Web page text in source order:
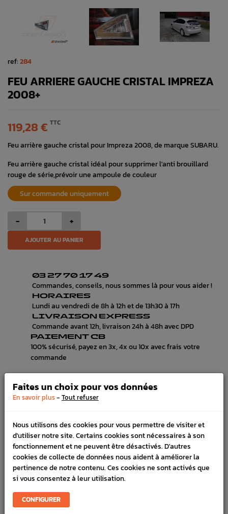
ref:284
FEU ARRIERE GAUCHE CRISTAL IMPREZA
2008+
119,28 € TTC
Feu arrière gauche cristal pour Impreza 2008, de marque SUBARU.
Feu arrière gauche cristal idéal pour supprimer l'anti brouillard
rouge de série,prévoir une ampoule de couleur
Sur commande uniquement
- +
AJOUTER AU PANIER
03 27 70 17 49
Commandes, conseils, nous sommes là pour vous aider !
HORAIRES
Lundi au vendredi de 8h à 12h et de 13h30 à 17h
LIVRAISON EXPRESS
Commande avant 12h, livraison 24h à 48h avec DPD
PAIEMENT CB
100% sécurisé, payez en 3x, 4x ou 10x avec frais votre
commande
DÉTAILS DU PRODUIT
VÉHICULES COMPATIBLE
Référence :284
FICHE TECHNIQUE
Éclairage
Optique avant, arrière, Anti-brouillard
Faites un choix pour vos données
En savoir plus- Tout refuser
Nous utilisons des cookies pour vous permettre de visiter et
d'utiliser notre site. Certains cookies sont nécessaires à son
fonctionnement et ne peuvent être désactivés. D'autres
cookies de collecte de données nous aident à améliorer la
pertinence de notre contenu. Ces cookies ne sont activés que
si vous consentez à leur utilisation.
CONFIGURER